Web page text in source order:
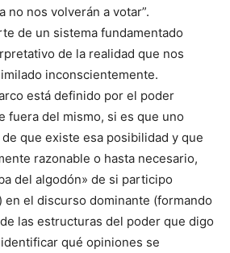
no nos volverán a votar”.
de un sistema fundamentado
de la realidad que nos
inconscientemente.
está definido por el poder
fuera del mismo, si es que uno
que existe esa posibilidad y que
razonable o hasta necesario,
del algodón» de si participo
en el discurso dominante (formando
las estructuras del poder que digo
qué opiniones se